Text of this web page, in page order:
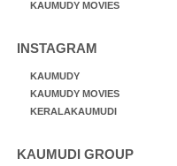
KAUMUDY MOVIES
INSTAGRAM
KAUMUDY
KAUMUDY MOVIES
KERALAKAUMUDI
KAUMUDI GROUP